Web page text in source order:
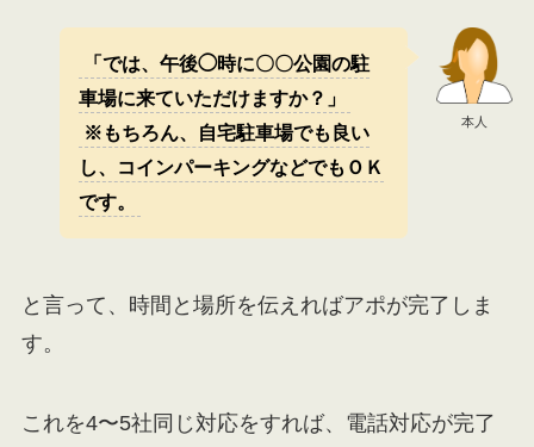
本人
「では、午後◯時に〇〇公園の駐
車場に来ていただけますか？」
※もちろん、自宅駐車場でも良い
し、コインパーキングなどでもＯＫ
です。
と言って、時間と場所を伝えればアポが完了しま
す。
これを4〜5社同じ対応をすれば、電話対応が完了